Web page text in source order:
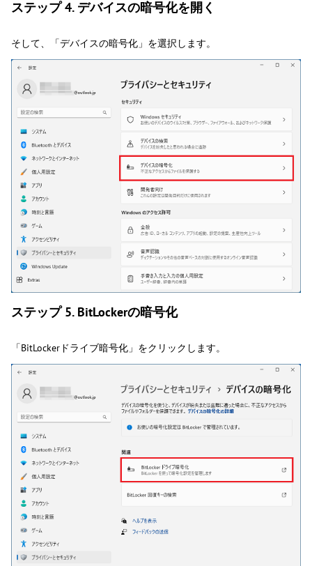
ステップ 4. デバイスの暗号化を開く
そして、「デバイスの暗号化」を選択します。
ステップ 5. BitLockerの暗号化
「BitLockerドライブ暗号化」をクリックします。